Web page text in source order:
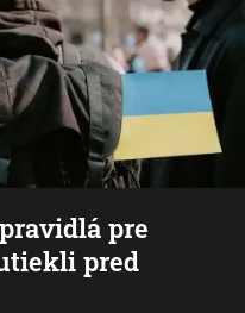
pre
pred